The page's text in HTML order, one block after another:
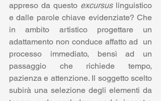
appreso da questo excursus linguistico
e dalle parole chiave evidenziate? Che
in ambito artistico progettare un
adattamento non conduce affatto ad  un
processo immediato, bensì ad un
passaggio che richiede tempo,
pazienza e attenzione. Il soggetto scelto
subirà una selezione degli elementi da